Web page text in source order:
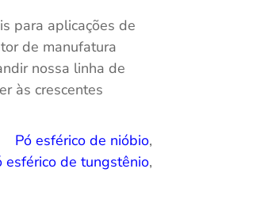
para aplicações de
de manufatura
nossa linha de
às crescentes
Pó esférico de nióbio,
esférico de tungstênio,